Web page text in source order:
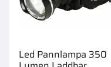
Led Pannlampa 350